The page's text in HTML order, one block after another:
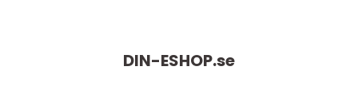
DIN-ESHOP.se